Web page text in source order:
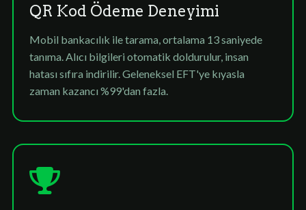
QR Kod Ödeme Deneyimi
Mobil bankacılık ile tarama, ortalama 13 saniyede
tanıma. Alıcı bilgileri otomatik doldurulur, insan
hatası sıfıra indirilir. Geleneksel EFT'ye kıyasla
zaman kazancı %99'dan fazla.